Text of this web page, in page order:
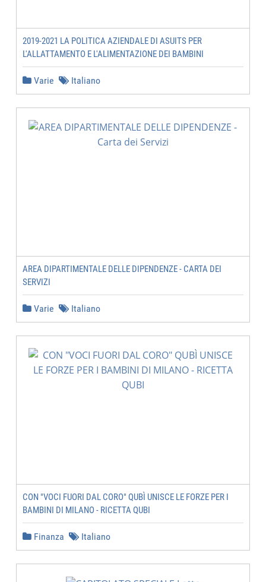
2019-2021 LA POLITICA AZIENDALE DI ASUITS PER
L'ALLATTAMENTO E L'ALIMENTAZIONE DEI BAMBINI
Varie Italiano
AREA DIPARTIMENTALE DELLE DIPENDENZE - CARTA DEI
SERVIZI
Varie Italiano
CON "VOCI FUORI DAL CORO" QUBÌ UNISCE LE FORZE PER I
BAMBINI DI MILANO - RICETTA QUBI
Finanza Italiano